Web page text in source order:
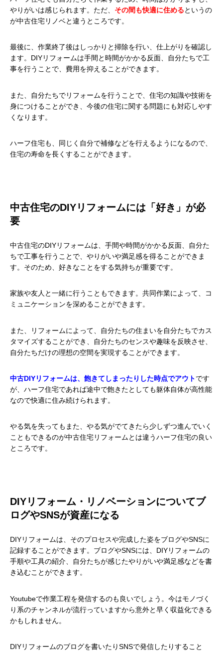
やりがいは感じられます。ただ、 その間も快適に住めるというの
が中古住宅リノベと違うところです。
最後に、作業終了後はしっかりと掃除を行い、仕上がりを確認し
ます。DIYリフォームは手間と時間がかかる反面、自分たちで工
事を行うことで、費用を抑えることができます。
また、自分たちでリフォームを行うことで、住宅の知識や技術を
身につけることができ、今後の住宅に関する問題にも対応しやす
くなります。
ハーフ住宅も、同じく自分で補修などを行えるようになるので、
住宅の寿命を長くすることができます。
中古住宅のDIYリフォームには「好き」が必
要
中古住宅のDIYリフォームは、手間や時間がかかる反面、自分た
ちで工事を行うことで、やりがいや満足感を得ることができま
す。そのため、好きなことをする気持ちが重要です。
家族や友人と一緒に行うこともできます。共同作業によって、コ
ミュニケーションを深めることができます。
また、リフォームによって、自分たちの住まいを自分たちでカス
タマイズすることができ、自分たちのセンスや趣味を反映させ、
自分たちだけの理想の空間を実現することができます。
中古DIYリフォームは、飽きてしまったりした時点でアウトです
が、ハーフ住宅であれば途中で飽きたとしても躯体自体が高性能
なので快適に住み続けられます。
やる気を失ってもまた、やる気がでてきたら少しずつ進んでいく
こともできるのが中古住宅リフォームとは違うハーフ住宅の良い
ところです。
DIYリフォーム・リノベーションについてブ
ログやSNSが資産になる
DIYリフォームは、そのプロセスや完成した姿をブログやSNSに
記録することができます。ブログやSNSには、DIYリフォームの
手順や工具の紹介、自分たちが感じたやりがいや満足感などを書
き込むことができます。
Youtubeで作業工程を発信するのも良いでしょう。今はモノづく
り系のチャンネルが流行っていますから意外と早く収益化できる
かもしれません。
DIYリフォームのブログを書いたりSNSで発信したりすること